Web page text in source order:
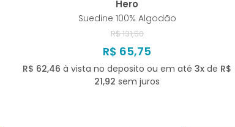
Hero
Suedine 100% Algodão
R$ 131,50
R$ 65,75
R$ 62,46 à vista no deposito ou em até3x de R$
21,92 sem juros